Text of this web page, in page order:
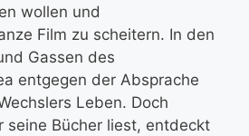
wollen und
Film zu scheitern. In den
Gassen des
entgegen der Absprache
Leben. Doch
seine Bücher liest, entdeckt